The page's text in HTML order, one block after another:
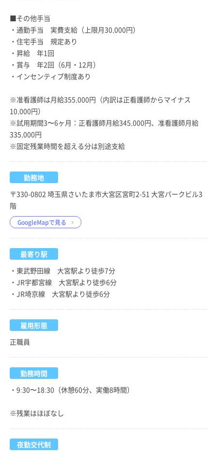
■その他手当
・通勤手当 実費支給（上限月30,000円）
・住宅手当 規定あり
・昇給 年1回
・賞与 年2回（6月・12月）
・インセンティブ制度あり
※准看護師は月給355,000円（内訳は正看護師からマイナス
10,000円）
※試用期間3〜6ヶ月：正看護師月給345,000円、准看護師月給
335,000円
※固定残業時間を超える分は別途支給
勤務地
〒330-0802 埼玉県さいたま市大宮区宮町2-51 大宮パークビル3
階
GoogleMapで見る
最寄り駅
・東武野田線 大宮駅より徒歩7分
・JR宇都宮線 大宮駅より徒歩6分
・JR埼京線 大宮駅より徒歩6分
雇用形態
正職員
勤務時間
・9:30〜18:30（休憩60分、実働8時間）
※残業はほぼなし
夜勤交代制